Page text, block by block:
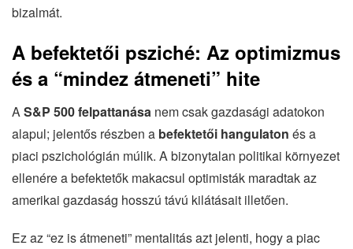
bizalmát.
A befektetői psziché: Az optimizmus
és a “mindez átmeneti” hite
AS&P 500 felpattanása nem csak gazdasági adatokon
alapul; jelentős részben a befektetői hangulaton és a
piaci pszichológián múlik. A bizonytalan politikai környezet
ellenére a befektetők makacsul optimisták maradtak az
amerikai gazdaság hosszú távú kilátásait illetően.
Ez az “ez is átmeneti” mentalitás azt jelenti, hogy a piac